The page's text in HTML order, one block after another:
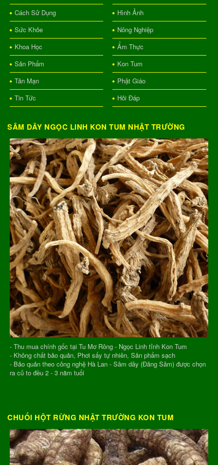
Cách Sử Dụng
Hình Ảnh
Sức Khỏe
Nông Nghiệp
Khoa Học
Ẩm Thực
Sản Phẩm
Kon Tum
Tản Mạn
Phật Giáo
Tin Tức
Hỏi Đáp
SÂM DÂY NGỌC LINH KON TUM NHẬT TRƯỜNG
- Thu mua chính gốc tại Tu Mơ Rông - Ngọc Linh tỉnh Kon Tum
- Không chất bảo quản, Phơi sấy tự nhiên, Sản phẩm sạch
- Bảo quản theo công nghệ Hà Lan - Sâm dây (Đảng Sâm) được chọn
ra củ to đều 2 - 3 năm tuổi
CHUỐI HỘT RỪNG NHẬT TRƯỜNG KON TUM